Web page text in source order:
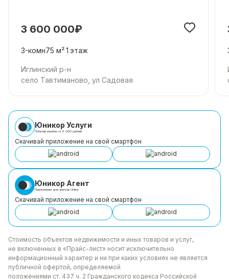
3 600 000₽
3-комн75 м²1 этаж
Иглинский р-н
село Тавтиманово, ул Садовая
Юникор Услуги
Получай кешбэк от 5 000 рублей
Скачивай приложение на свой смартфон
Юникор Агент
Приложение для агентов Unikor
Скачивай приложение на свой смартфон
Стоимость объектов недвижимости и иных товаров и услуг,
не включенных в «Прайс-лист» носит исключительно
информационный характер и ни при каких условиях не является
публичной офертой, определяемой
положениями ст. 437 ч. 2 Гражданского кодекса Российской